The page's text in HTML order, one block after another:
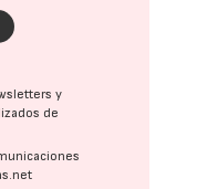
y
de